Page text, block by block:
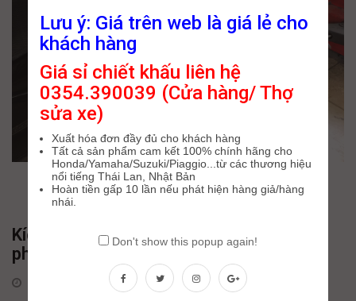
Kích thước phuộc sau NVX ? Nên thay
phuộc hãng nào ?
3 Tháng Bảy, 2022
Lưu ý: Giá trên web là giá lẻ cho
khách hàng
Giá sỉ chiết khấu liên hệ
0354.390039 (Cửa hàng/ Thợ
sửa xe)
Xuất hóa đơn đầy đủ cho khách hàng
Tất cả sản phẩm cam kết 100% chính hãng cho
Honda/Yamaha/Suzuki/Piaggio...từ các thương hiệu
nổi tiếng Thái Lan, Nhật Bản
Hoàn tiền gấp 10 lần nếu phát hiện hàng giả/hàng
nhái.
Don't show this popup again!